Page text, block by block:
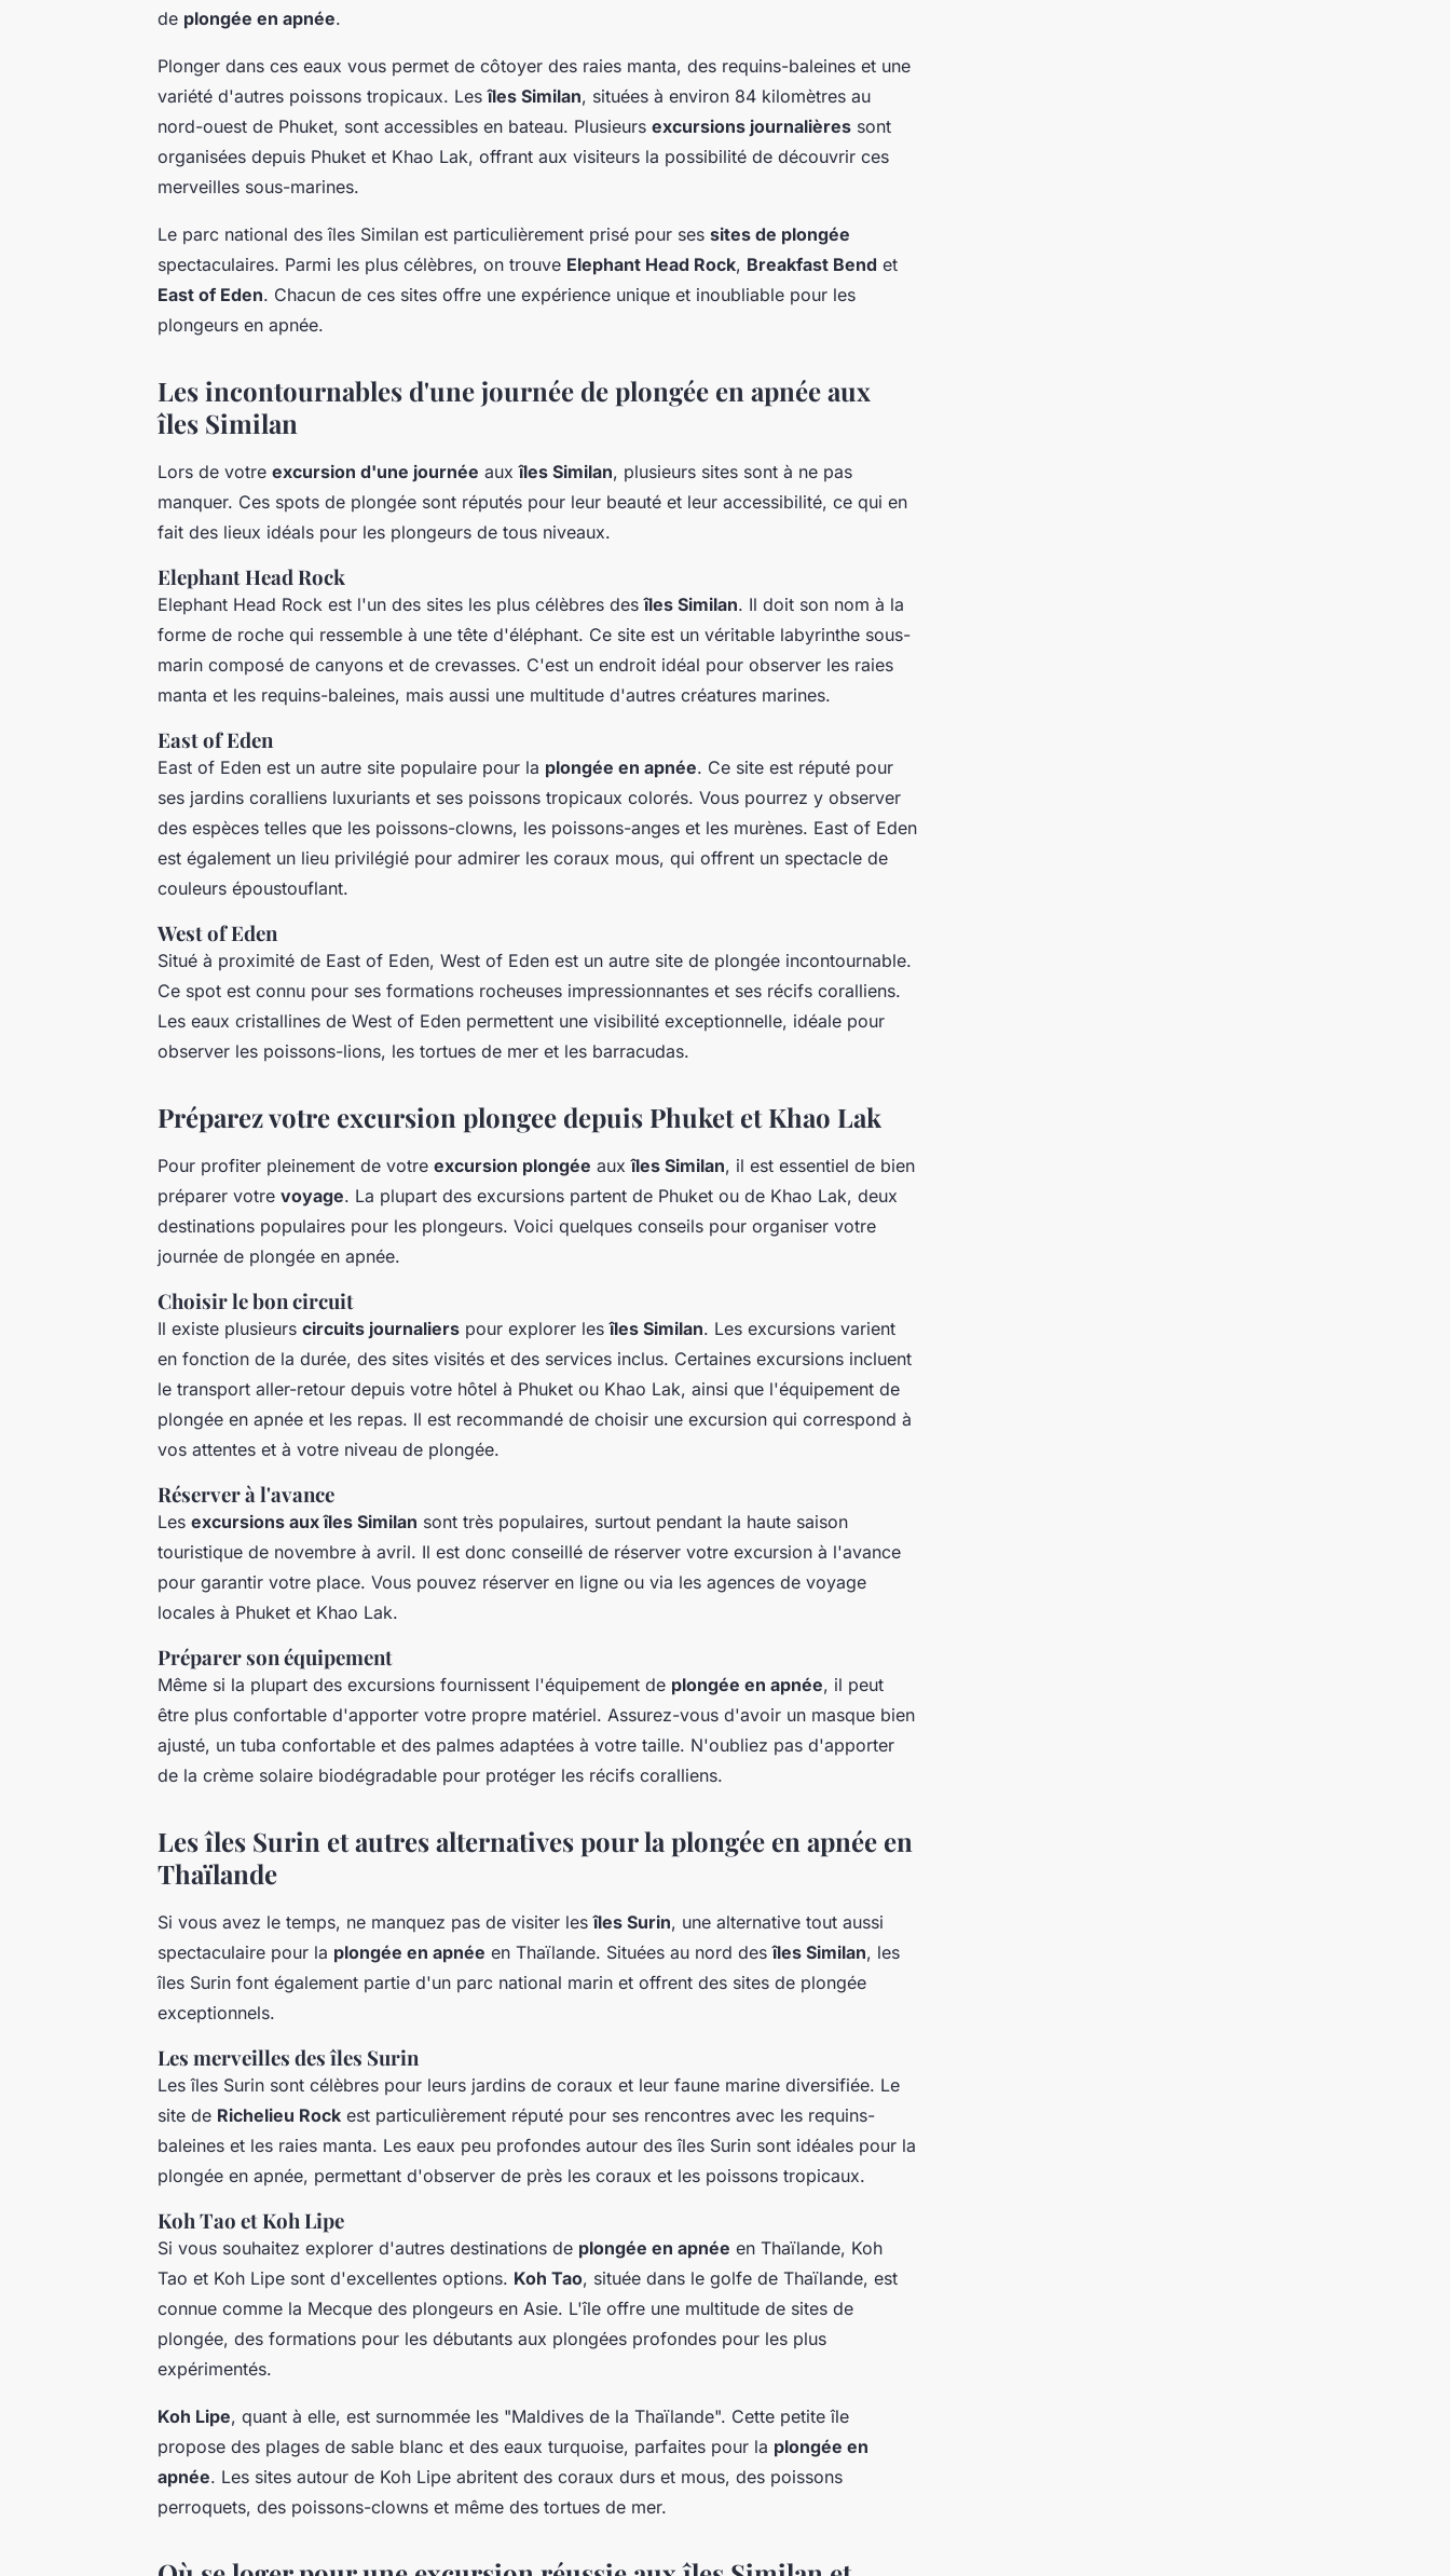
de plongée en apnée.
Plonger dans ces eaux vous permet de côtoyer des raies manta, des requins-baleines et une
variété d'autres poissons tropicaux. Lesîles Similan, situées à environ 84 kilomètres au
nord-ouest de Phuket, sont accessibles en bateau. Plusieurs excursions journalières sont
organisées depuis Phuket et Khao Lak, offrant aux visiteurs la possibilité de découvrir ces
merveilles sous-marines.
Le parc national des îles Similan est particulièrement prisé pour ses sites de plongée
spectaculaires. Parmi les plus célèbres, on trouve Elephant Head Rock, Breakfast Bend et
East of Eden. Chacun de ces sites offre une expérience unique et inoubliable pour les
plongeurs en apnée.
Les incontournables d'une journée de plongée en apnée aux
îles Similan
Lors de votre excursion d'une journée auxîles Similan, plusieurs sites sont à ne pas
manquer. Ces spots de plongée sont réputés pour leur beauté et leur accessibilité, ce qui en
fait des lieux idéals pour les plongeurs de tous niveaux.
Elephant Head Rock
Elephant Head Rock est l'un des sites les plus célèbres desîles Similan. Il doit son nom à la
forme de roche qui ressemble à une tête d'éléphant. Ce site est un véritable labyrinthe sous-
marin composé de canyons et de crevasses. C'est un endroit idéal pour observer les raies
manta et les requins-baleines, mais aussi une multitude d'autres créatures marines.
East of Eden
East of Eden est un autre site populaire pour la plongée en apnée. Ce site est réputé pour
ses jardins coralliens luxuriants et ses poissons tropicaux colorés. Vous pourrez y observer
des espèces telles que les poissons-clowns, les poissons-anges et les murènes. East of Eden
est également un lieu privilégié pour admirer les coraux mous, qui offrent un spectacle de
couleurs époustouflant.
West of Eden
Situé à proximité de East of Eden, West of Eden est un autre site de plongée incontournable.
Ce spot est connu pour ses formations rocheuses impressionnantes et ses récifs coralliens.
Les eaux cristallines de West of Eden permettent une visibilité exceptionnelle, idéale pour
observer les poissons-lions, les tortues de mer et les barracudas.
Préparez votre excursion plongee depuis Phuket et Khao Lak
Pour profiter pleinement de votre excursion plongée auxîles Similan, il est essentiel de bien
préparer votre voyage. La plupart des excursions partent de Phuket ou de Khao Lak, deux
destinations populaires pour les plongeurs. Voici quelques conseils pour organiser votre
journée de plongée en apnée.
Choisir le bon circuit
Il existe plusieurs circuits journaliers pour explorer lesîles Similan. Les excursions varient
en fonction de la durée, des sites visités et des services inclus. Certaines excursions incluent
le transport aller-retour depuis votre hôtel à Phuket ou Khao Lak, ainsi que l'équipement de
plongée en apnée et les repas. Il est recommandé de choisir une excursion qui correspond à
vos attentes et à votre niveau de plongée.
Réserver à l'avance
Les excursions aux îles Similan sont très populaires, surtout pendant la haute saison
touristique de novembre à avril. Il est donc conseillé de réserver votre excursion à l'avance
pour garantir votre place. Vous pouvez réserver en ligne ou via les agences de voyage
locales à Phuket et Khao Lak.
Préparer son équipement
Même si la plupart des excursions fournissent l'équipement de plongée en apnée, il peut
être plus confortable d'apporter votre propre matériel. Assurez-vous d'avoir un masque bien
ajusté, un tuba confortable et des palmes adaptées à votre taille. N'oubliez pas d'apporter
de la crème solaire biodégradable pour protéger les récifs coralliens.
Les îles Surin et autres alternatives pour la plongée en apnée en
Thaïlande
Si vous avez le temps, ne manquez pas de visiter lesîles Surin, une alternative tout aussi
spectaculaire pour la plongée en apnée en Thaïlande. Situées au nord desîles Similan, les
îles Surin font également partie d'un parc national marin et offrent des sites de plongée
exceptionnels.
Les merveilles des îles Surin
Les îles Surin sont célèbres pour leurs jardins de coraux et leur faune marine diversifiée. Le
site de Richelieu Rock est particulièrement réputé pour ses rencontres avec les requins-
baleines et les raies manta. Les eaux peu profondes autour des îles Surin sont idéales pour la
plongée en apnée, permettant d'observer de près les coraux et les poissons tropicaux.
Koh Tao et Koh Lipe
Si vous souhaitez explorer d'autres destinations de plongée en apnée en Thaïlande, Koh
Tao et Koh Lipe sont d'excellentes options. Koh Tao, située dans le golfe de Thaïlande, est
connue comme la Mecque des plongeurs en Asie. L'île offre une multitude de sites de
plongée, des formations pour les débutants aux plongées profondes pour les plus
expérimentés.
Koh Lipe, quant à elle, est surnommée les "Maldives de la Thaïlande". Cette petite île
propose des plages de sable blanc et des eaux turquoise, parfaites pour la plongée en
apnée. Les sites autour de Koh Lipe abritent des coraux durs et mous, des poissons
perroquets, des poissons-clowns et même des tortues de mer.